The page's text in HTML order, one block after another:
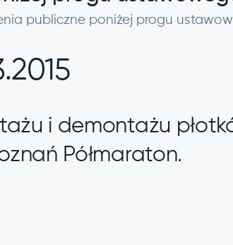
publiczne poniżej progu
i demontażu
Półmaraton.